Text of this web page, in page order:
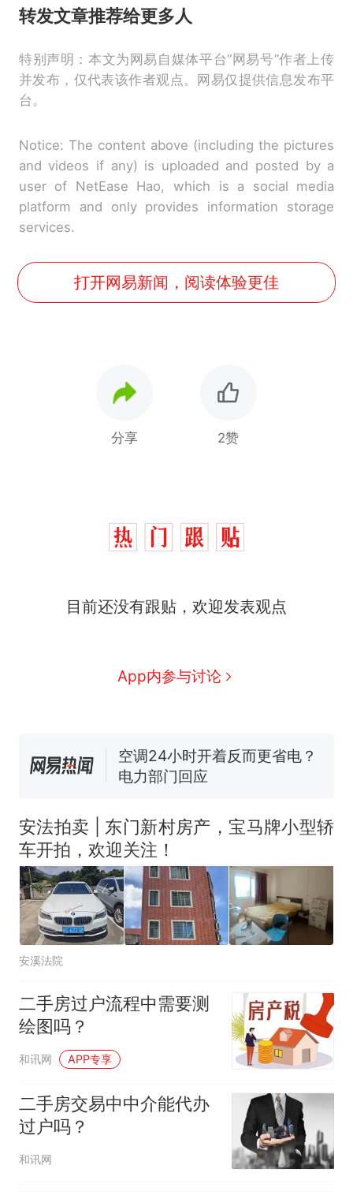
转发文章推荐给更多人
特别声明：本文为网易自媒体平台“网易号”作者上传
并发布，仅代表该作者观点。网易仅提供信息发布平
台。
Notice: The content above (including the pictures
and videos if any) is uploaded and posted by a
user of NetEase Hao, which is a social media
platform and only provides information storage
services.
打开网易新闻，阅读体验更佳
分享 2赞
目前还没有跟贴，欢迎发表观点
App内参与讨论
全部作废，公平么？
眼了……
全球唯一没有法定首都的国
空调24小时开着反而更省电？
电力部门回应
试前13名均遭淘汰？教育局：
已叫停招聘，成立调查组全面
核查
热
十多万人报名的考试，成绩
全部作废，公平么？
安法拍卖 | 东门新村房产，宝马牌小型轿
车开拍，欢迎关注！
安溪法院
二手房过户流程中需要测
绘图吗？
和讯网 APP专享
二手房交易中中介能代办
过户吗？
和讯网